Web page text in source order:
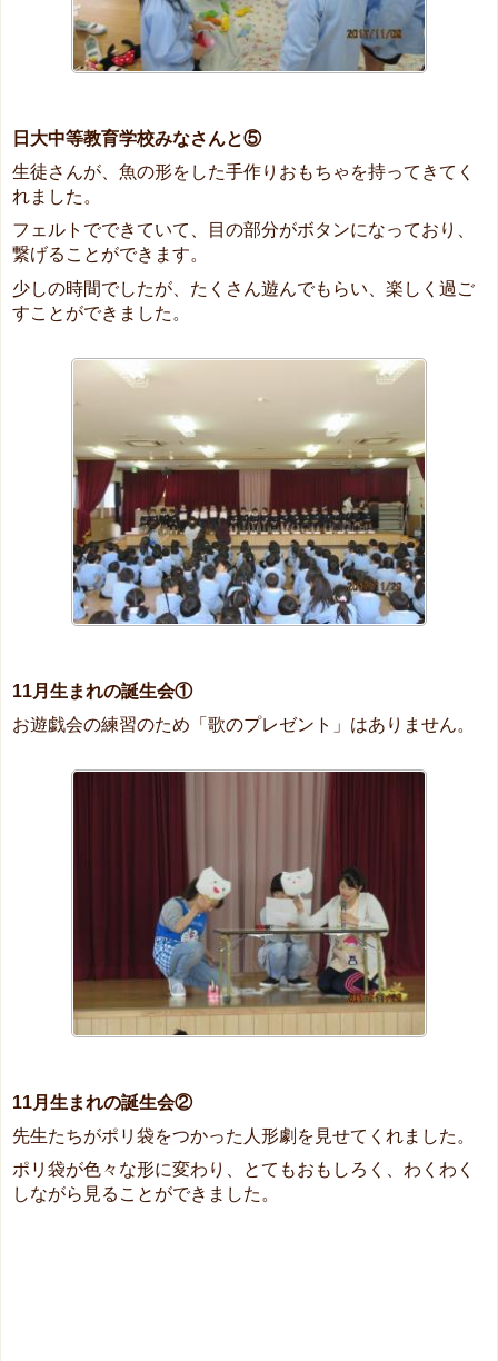
日大中等教育学校みなさんと⑤
生徒さんが、魚の形をした手作りおもちゃを持ってきてく
れました。
フェルトでできていて、目の部分がボタンになっており、
繋げることができます。
少しの時間でしたが、たくさん遊んでもらい、楽しく過ご
すことができました。
11月生まれの誕生会①
お遊戯会の練習のため「歌のプレゼント」はありません。
11月生まれの誕生会②
先生たちがポリ袋をつかった人形劇を見せてくれました。
ポリ袋が色々な形に変わり、とてもおもしろく、わくわく
しながら見ることができました。